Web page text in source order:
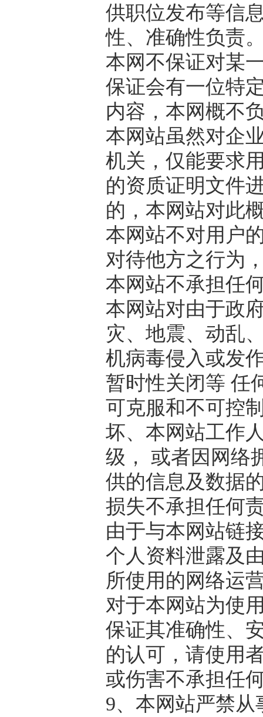
供职位发布等信
性、准确性负责
本网不保证对某
保证会有一位特
内容，本网概不
本网站虽然对企
机关，仅能要求
的资质证明文件
的，本网站对此
本网站不对用户
对待他方之行为
本网站不承担任
本网站对由于政
灾、地震、动乱
机病毒侵入或发
暂时性关闭等 任
可克服和不可控
坏、本网站工作
级， 或者因网络
供的信息及数据
损失不承担任何
由于与本网站链
个人资料泄露及
所使用的网络运
对于本网站为使
保证其准确性、
的认可，请使用
或伤害不承担任
9、本网站严禁从